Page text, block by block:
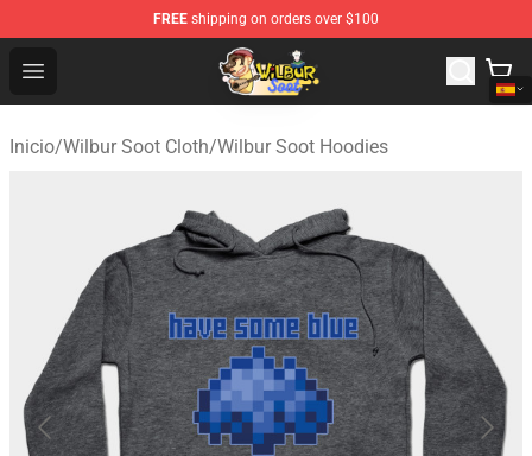
FREE shipping on orders over $100
Open menu
Wilbur Soot Shop - Official Wilbur Soot Merchandise
Inicio/Wilbur Soot Cloth/Wilbur Soot Hoodies